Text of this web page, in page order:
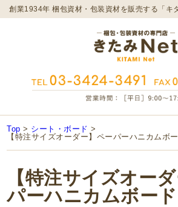
創業1934年 梱包資材・包装資材を販売する「キ
Top > シート・ボード >
【特注サイズオーダー】ペーパーハニカムボ
【特注サイズオー
パーハニカムボード